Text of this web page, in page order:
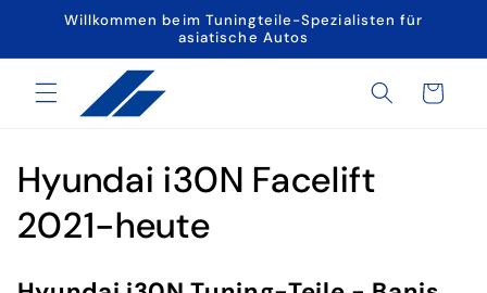
zumWillkommen beim Tuningteile-Spezialisten für
asiatische Autos
Warenkorb
K
a
t
Hyundai i30N Facelift
2021-heute